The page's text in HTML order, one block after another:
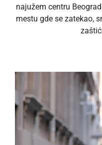
najužem centru
mestu gde se zatekao,